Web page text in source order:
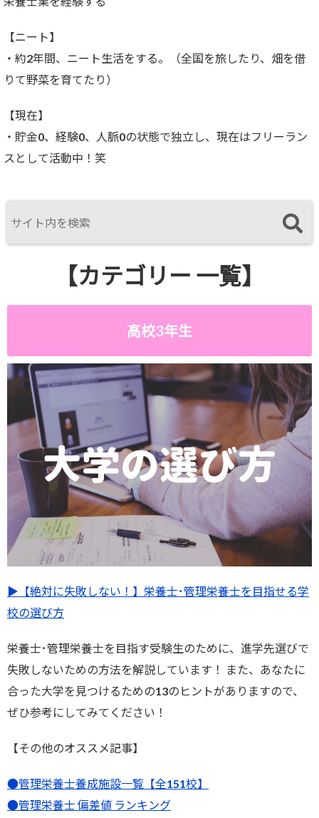
【ニート】
・約2年間、ニート生活をする。（全国を旅したり、畑を借
りて野菜を育てたり）
【現在】
・貯金0、経験0、人脈0の状態で独立し、現在はフリーラン
スとして活動中！笑
【カテゴリー 一覧】
高校3年生
▶︎【絶対に失敗しない！】栄養士･管理栄養士を目指せる学
校の選び方
栄養士･管理栄養士を目指す受験生のために、進学先選びで
失敗しないための方法を解説しています！ また、あなたに
合った大学を見つけるための13のヒントがありますので、
ぜひ参考にしてみてください！
【その他のオススメ記事】
●管理栄養士養成施設一覧【全151校】
●管理栄養士 偏差値 ランキング